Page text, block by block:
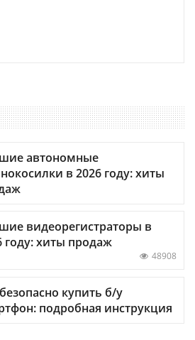
автономные
в 2026 году: хиты
видеорегистраторы в
году: хиты продаж
купить б/у